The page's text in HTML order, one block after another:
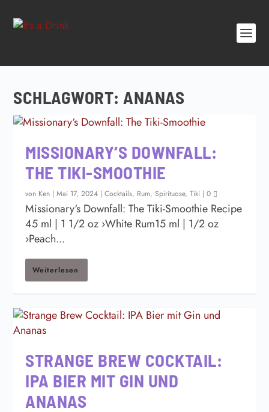
SCHLAGWORT: ANANAS
MISSIONARY‘S DOWNFALL:
THE TIKI-SMOOTHIE
von Ken |Mai 17, 2024 |Cocktails, Rum,Spirituose,Tiki |0
Missionary‘s Downfall: The Tiki-Smoothie Recipe
45 ml | 1 1/2 oz ›White Rum15 ml | 1/2 oz
›Peach...
Weiterlesen
STRANGE BREW COCKTAIL:
IPA BIER MIT GIN UND
ANANAS